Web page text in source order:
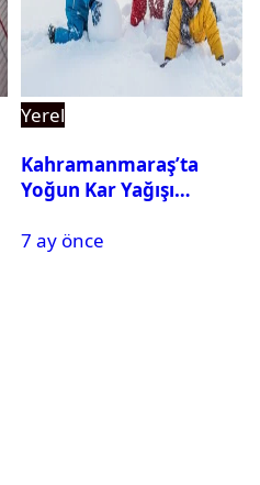
Yerel
Kahramanmaraş’ta
Yoğun Kar Yağışı
Tatil
7 ay önce